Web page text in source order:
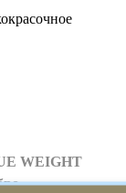
WEIGHT
в нашем